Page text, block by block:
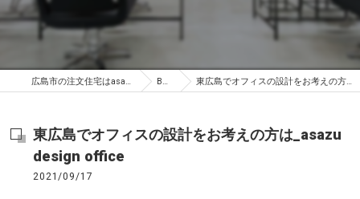
広島市の注文住宅はasazu design office BLOG 東広島でオフィスの設計をお考えの方は_asazu design office
東広島でオフィスの設計をお考えの方は_asazu
design office
2021/09/17